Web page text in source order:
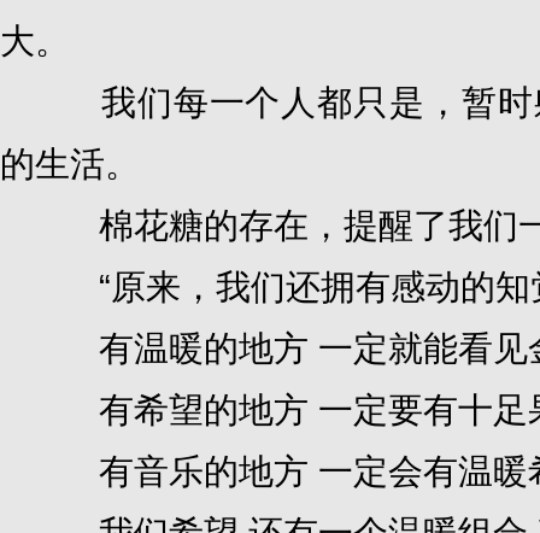
大。
我们每一个人都只是，暂时
的生活。
棉花糖的存在，提醒了我们
“原来，我们还拥有感动的知
有温暖的地方 一定就能看见
有希望的地方 一定要有十足
有音乐的地方 一定会有温暖